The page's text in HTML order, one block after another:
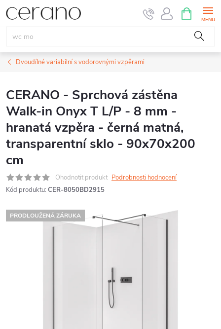
Přejít
na
obsah
NÁKUPNÍ
KOŠÍK
Dvoudílné variabilní s vodorovnými vzpěrami
CERANO - Sprchová zástěna
Walk-in Onyx T L/P - 8 mm -
hranatá vzpěra - černá matná,
transparentní sklo - 90x70x200
cm
Ohodnotit produkt Podrobnosti hodnocení
Kód produktu: CER-8050BD2915
PRODLOUŽENÁ ZÁRUKA